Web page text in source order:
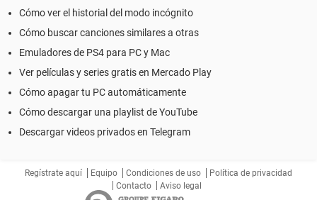
Cómo ver el historial del modo incógnito
Cómo buscar canciones similares a otras
Emuladores de PS4 para PC y Mac
Ver películas y series gratis en Mercado Play
Cómo apagar tu PC automáticamente
Cómo descargar una playlist de YouTube
Descargar videos privados en Telegram
Regístrate aquí Equipo Condiciones de uso
Política de privacidad
Contacto
Aviso legal